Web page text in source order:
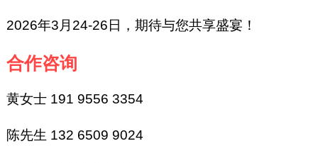
2026年3月24-26日，期待与您共享盛宴！
合作咨询
黄女士 191 9556 3354
陈先生 132 6509 9024